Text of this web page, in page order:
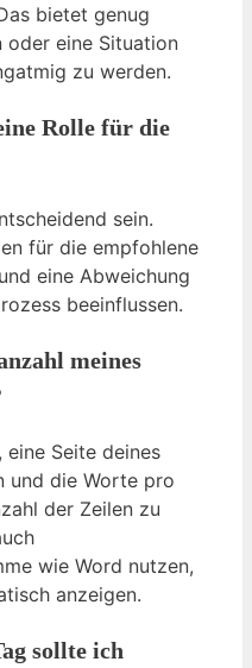
bietet genug
oder eine Situation
zu werden.
Rolle für die
sein.
für die empfohlene
eine Abweichung
beeinflussen.
meines
Seite deines
und die Worte pro
der Zeilen zu
wie Word nutzen,
anzeigen.
sollte ich